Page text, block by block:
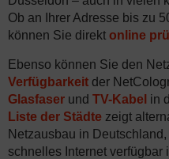
Ob an Ihrer Adresse bis zu
können Sie direkt online
Ebenso können Sie den
Verfügbarkeit der
Glasfaser und TV-Kabel in
Liste der Städte zeigt
Netzausbau in
schnelles Internet verfügbar